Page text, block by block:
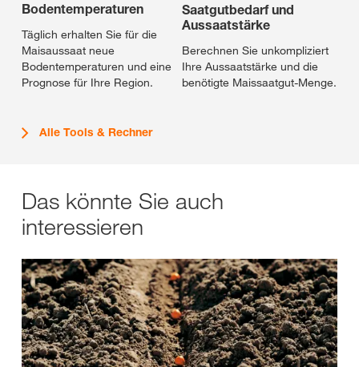
Bodentemperaturen
Täglich erhalten Sie für die
Maisaussaat neue
Bodentemperaturen und eine
Prognose für Ihre Region.
Saatgutbedarf und
Aussaatstärke
Berechnen Sie unkompliziert
Ihre Aussaatstärke und die
benötigte Maissaatgut-Menge.
Alle Tools & Rechner
Das könnte Sie auch
interessieren